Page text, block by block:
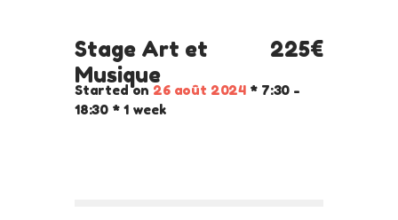
CONTACT
Stage Art et
Musique
225€
Started on 26 août 2024
7:30 -
18:30
1 week